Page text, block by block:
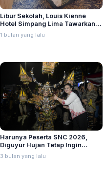
Libur Sekolah, Louis Kienne
Hotel Simpang Lima Tawarkan
Paket Staycation Mulai Rp888
Ribu
1 bulan yang lalu
Harunya Peserta SNC 2026,
Diguyur Hujan Tetap Ingin
Tampil hingga Tuntas
3 bulan yang lalu